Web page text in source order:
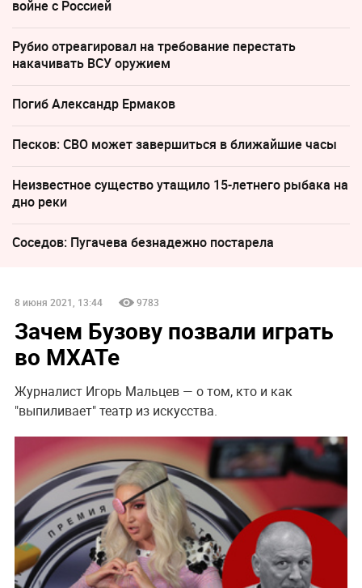
войне с Россией
Рубио отреагировал на требование перестать
накачивать ВСУ оружием
Погиб Александр Ермаков
Песков: СВО может завершиться в ближайшие часы
Неизвестное существо утащило 15-летнего рыбака на
дно реки
Соседов: Пугачева безнадежно постарела
8 июня 2021, 13:44 9783
Зачем Бузову позвали играть
во МХАТе
Журналист Игорь Мальцев — о том, кто и как
"выпиливает" театр из искусства.